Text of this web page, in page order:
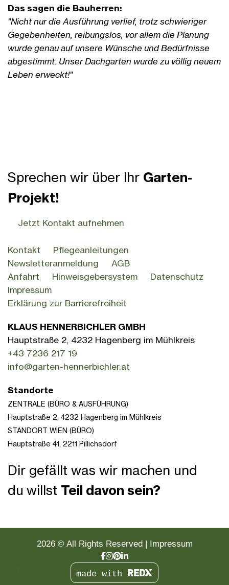
Das sagen die Bauherren:
"Nicht nur die Ausführung verlief, trotz schwieriger
Gegebenheiten, reibungslos, vor allem die Planung
wurde genau auf unsere Wünsche und Bedürfnisse
abgestimmt. Unser Dachgarten wurde zu völlig neuem
Leben erweckt!"
Sprechen wir über Ihr Garten-
Projekt!
Jetzt Kontakt aufnehmen
Kontakt
Pflegeanleitungen
Newsletteranmeldung
AGB
Anfahrt
Hinweisgebersystem
Datenschutz
Impressum
Erklärung zur Barrierefreiheit
KLAUS HENNERBICHLER GMBH
Hauptstraße 2, 4232 Hagenberg im Mühlkreis
+43 7236 217 19
info@garten-hennerbichler.at
Standorte
ZENTRALE (BÜRO & AUSFÜHRUNG)
Hauptstraße 2, 4232 Hagenberg im Mühlkreis
STANDORT WIEN (BÜRO)
Hauptstraße 41, 2211 Pillichsdorf
Dir gefällt was wir machen und
du willst Teil davon sein?
2026 © All Rights Reserved Impressum
made with